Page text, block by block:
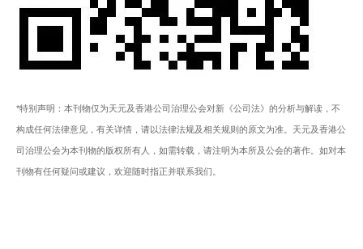
*特别声明：本刊物仅为天元及香港公司治理公会对新《公司法》的分析与解读，不
构成任何法律意见，有关详情，请以法律法规及相关规则的原文为准。天元及香港公
司治理公会为本刊物的版权所有人，如需转载，请注明为本所及公会的著作。如对本
刊物有任何疑问或建议，欢迎随时指正并联系我们。